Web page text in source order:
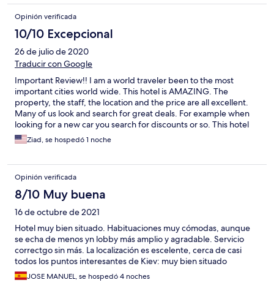
I can say I am proud to recommend this place.
Opinión verificada
10/10 Excepcional
26 de julio de 2020
Traducir con Google
Important Review!! I am a world traveler been to the most
important cities world wide. This hotel is AMAZING. The
property, the staff, the location and the price are all excellent.
Many of us look and search for great deals. For example when
looking for a new car you search for discounts or so. This hotel
offers the same exact services and quality as brand names like
Hyatt, Marriot & others BUT with way less in fees. I stayed at the
you are looking for a great and for an unbeatable price.The
rooms are beautifully decorated. The lobby and reception are
nice spaces. The luggage man was awesome and handled every
single piece of luggage. Then comes the location of the
property. It is located in the absolute heart of Beautiful Kiev. You
will be within few steps walking distance to anything your heart
desires weather you are a family, adults, single parent with kids,
this hotel has all your needs. Our friend joined with her 12yr
daughter Kiev local and she had the best time in her life bcuz
location. Finally, the amazing staff (Victoria & Tania). The 2 most
amazing personalities you will ever meet. Very hospitable,
Ziad, se hospedó 1 noche
Opinión verificada
8/10 Muy buena
16 de octubre de 2021
Hotel muy bien situado. Habituaciones muy cómodas, aunque
se echa de menos yn lobby más amplio y agradable. Servicio
correctgo sin más. La localización es escelente, cerca de casi
todos los puntos interesantes de Kiev: muy bien situado
JOSE MANUEL, se hospedó 4 noches